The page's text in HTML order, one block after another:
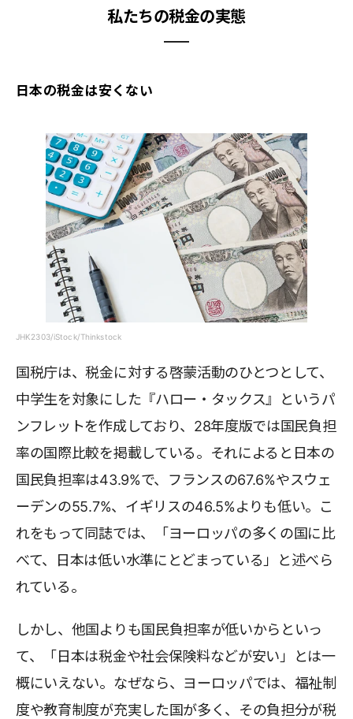
私たちの税金の実態
日本の税金は安くない
JHK2303/iStock/Thinkstock
国税庁は、税金に対する啓蒙活動のひとつとして、
中学生を対象にした『ハロー・タックス』というパ
ンフレットを作成しており、28年度版では国民負担
率の国際比較を掲載している。それによると日本の
国民負担率は43.9%で、フランスの67.6%やスウェ
ーデンの55.7%、イギリスの46.5%よりも低い。こ
れをもって同誌では、「ヨーロッパの多くの国に比
べて、日本は低い水準にとどまっている」と述べら
れている。
しかし、他国よりも国民負担率が低いからといっ
て、「日本は税金や社会保険料などが安い」とは一
概にいえない。なぜなら、ヨーロッパでは、福祉制
度や教育制度が充実した国が多く、その負担分が税